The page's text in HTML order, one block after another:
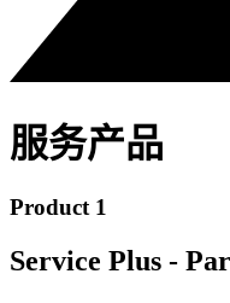
服务产品
Product 1
Service Plus -